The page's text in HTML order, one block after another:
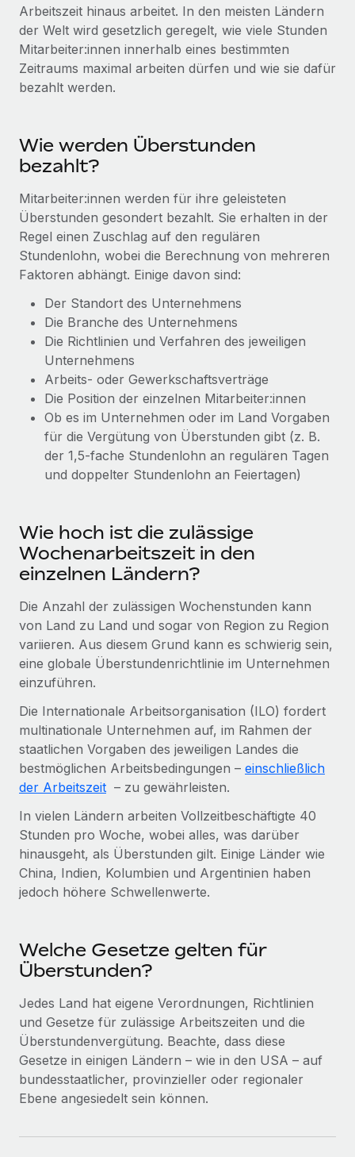
Globales Onboarding und Verwalten von
Freelancer:innen
PEO
Auslagern von komplexen HR-Aufgaben
Remote Embedded
Nahtlose Integration der HR in bestehende Abläufe
Plattform
Integrierte HR-Kernfunktionen für dein Team
Verknüpfen Neu
Verknüpfung beliebiger KI-Tools mit Remote über unser
MCP
Integrationen
Prozessoptimierung mit unverzichtbaren Business-
Tools
DIENSTLEISTUNGEN
Frag unsere Expert:innen
Hilfe von Expert:innen für globale HR & Compliance
Compliance Watchtower
Lückenlose Compliance
Geräteverwaltung
Globale Bereitstellung und Verfolgung von IT-
Geräten
Gründung von Niederlassungen
Mobilität und Relocation
Mühelose Relocation von Mitarbeiter:innen
Benefits
Mühelose Verwaltung von Benefits
WACHSTUMSPHASE
Startups
Agile HR- und Payroll-Lösungen für wachsende
Mittelstand
Maßgeschneiderte HR-Lösungen, um Teams zu
Enterprise
Globale HR für Konzerne und Großunternehmen
PARTNER WERDEN
Strategische Technologiepartner
Flexible Einbettung von Global-HR-Funktionen in deine
Plattform
Partner werden
Entdecke die Möglichkeiten einer Partnerschaft
Remote Build
Demnächst verfügbar
Beratung zu Integrationen und KI-Automatisierung
So hat der KI-Vorreiter Weaviate sein Team mit
Remote um 120 % vergrößert
Weaviate auf einen Blick Weaviate entwickelt KI-basierte
Open-Source-Infrastrukturen. Das...
Mehr erfahren
Strategische Partnerschaft zwischen
Reverse Tech und Remote für Contractor
Management und Payroll
Reverse Tech auf einen Blick Das Gesundheits- und
Wellness-Startup Reverse Tech hat das globale...
Mehr erfahren
Gesamtbeschäftigungskosten
Honorarzahlungen berechnen
Informationen zu möglichen Währungen und
Abwicklungsfristen für globale Freelancer:innen
LERNEN MIT REMOTE
Forschung und Leitfäden
Fallstudien
HR-Glossar
Checklisten und Vorlagen
Bibliothek für Stellenbeschreibungen
Webinare
Events
Newsroom
Informationen zu Gehältern und Qualifikationen
Insights Center
Alle Ressourcen anzeigen
BLOG
Globale Payroll
EOR und PEO
Contractor Management
Den Blog erkunden
BLOG
Neues zu Remote-Produkten: Integration mit
Gusto und Zero und Contractor Management
Plus
Auch im neuen Jahr wollen wir bei Remote Unternehmen
aller Größen dabei unterstützen, die beste...
mit Remote verwaltet
Phiture ist der unumstrittene Marktführer im Bereich der
Wachstumsberatung für mobile Apps. Das...
Mehr erfahren
Nederlands
Français
Español
Português (Portugal)
日本語
한국어
中文（简体）
Anmelden
Arbeitszeit hinaus arbeitet. In den meisten Ländern
der Welt wird gesetzlich geregelt, wie viele Stunden
Mitarbeiter:innen innerhalb eines bestimmten
Zeitraums maximal arbeiten dürfen und wie sie dafür
bezahlt werden.
Wie werden Überstunden
bezahlt?
Mitarbeiter:innen werden für ihre geleisteten
Überstunden gesondert bezahlt. Sie erhalten in der
Regel einen Zuschlag auf den regulären
Stundenlohn, wobei die Berechnung von mehreren
Faktoren abhängt. Einige davon sind:
Der Standort des Unternehmens
Die Branche des Unternehmens
Die Richtlinien und Verfahren des jeweiligen
Unternehmens
Arbeits- oder Gewerkschaftsverträge
Die Position der einzelnen Mitarbeiter:innen
Ob es im Unternehmen oder im Land Vorgaben
für die Vergütung von Überstunden gibt (z. B.
der 1,5-fache Stundenlohn an regulären Tagen
und doppelter Stundenlohn an Feiertagen)
Wie hoch ist die zulässige
Wochenarbeitszeit in den
einzelnen Ländern?
Die Anzahl der zulässigen Wochenstunden kann
von Land zu Land und sogar von Region zu Region
variieren. Aus diesem Grund kann es schwierig sein,
eine globale Überstundenrichtlinie im Unternehmen
einzuführen.
Die Internationale Arbeitsorganisation (ILO) fordert
multinationale Unternehmen auf, im Rahmen der
staatlichen Vorgaben des jeweiligen Landes die
bestmöglichen Arbeitsbedingungen – einschließlich
der Arbeitszeit – zu gewährleisten.
In vielen Ländern arbeiten Vollzeitbeschäftigte 40
Stunden pro Woche, wobei alles, was darüber
hinausgeht, als Überstunden gilt. Einige Länder wie
China, Indien, Kolumbien und Argentinien haben
jedoch höhere Schwellenwerte.
Welche Gesetze gelten für
Überstunden?
Jedes Land hat eigene Verordnungen, Richtlinien
und Gesetze für zulässige Arbeitszeiten und die
Überstundenvergütung. Beachte, dass diese
Gesetze in einigen Ländern – wie in den USA – auf
bundesstaatlicher, provinzieller oder regionaler
Ebene angesiedelt sein können.